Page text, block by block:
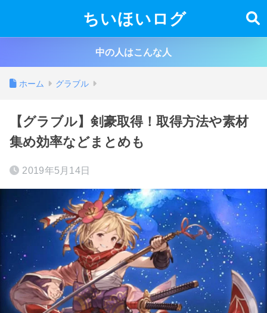
ちいほいログ
中の人はこんな人
ホーム グラブル
【グラブル】剣豪取得！取得方法や素材
集め効率などまとめも
2019年5月14日